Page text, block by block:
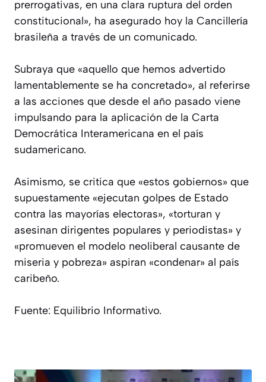
prerrogativas, en una clara ruptura del orden
constitucional», ha asegurado hoy la Cancillería
brasileña a través de un comunicado.
Subraya que «aquello que hemos advertido
lamentablemente se ha concretado», al referirse
a las acciones que desde el año pasado viene
impulsando para la aplicación de la Carta
Democrática Interamericana en el país
sudamericano.
Asimismo, se critica que «estos gobiernos» que
supuestamente «ejecutan golpes de Estado
contra las mayorías electoras», «torturan y
asesinan dirigentes populares y periodistas» y
«promueven el modelo neoliberal causante de
miseria y pobreza» aspiran «condenar» al país
caribeño.
Fuente: Equilibrio Informativo.